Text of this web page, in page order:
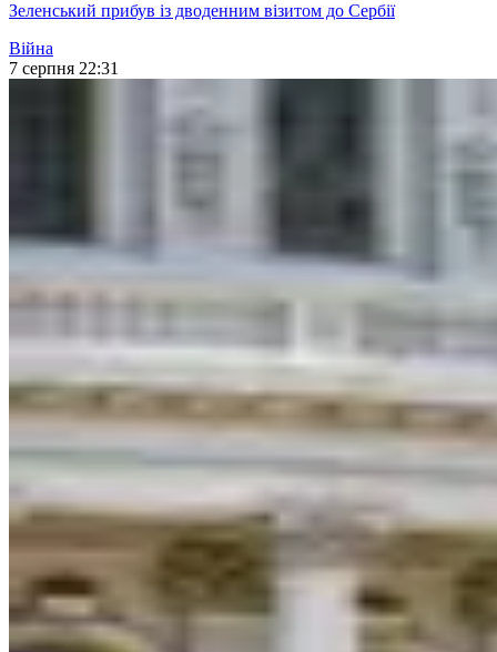
Зеленський прибув із дводенним візитом до Сербії
Війна
7 серпня 22:31